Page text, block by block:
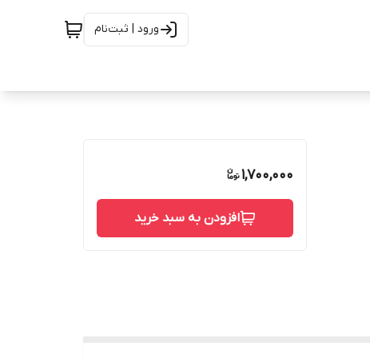
ورود | ثبت‌نام
1,700,000
افزودن به سبد خرید